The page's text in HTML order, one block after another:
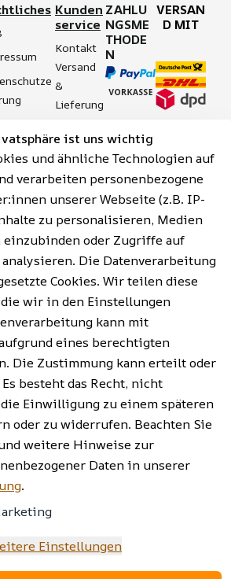
ist uns wichtig
und ähnliche Technologien auf
verarbeiten personenbezogene
unserer Webseite (z.B. IP-
zu personalisieren, Medien
oder Zugriffe auf
Die Datenverarbeitung
Cookies. Wir teilen diese
wir in den Einstellungen
kann mit
eines berechtigten
Die Zustimmung kann erteilt oder
besteht das Recht, nicht
Einwilligung zu einem späteren
oder zu widerrufen. Beachten Sie
weitere Hinweise zur
Daten in unserer
.
Einstellungen
zur
Kunden
service
Kontakt
Versand
&
Lieferung
&
Sicherhei
t
Häufige
Fragen
(FAQ)
ZAHLU
NGSME
THODE
N
VERSAN
D MIT
AGB | Impressum |
Datenschutzerklärung |
Barrierefreiheitserklärung |
Widerrufsrecht